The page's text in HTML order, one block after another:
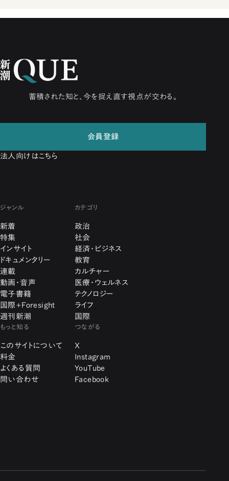
蓄積された知と、今を捉え直す視点が交わる。
会員登録
法人向けはこちら
ジャンル
新着
特集
インサイト
ドキュメンタリー
連載
動画・音声
電子書籍
国際+Foresight
週刊新潮
カテゴリ
政治
社会
経済・ビジネス
教育
カルチャー
医療・ウェルネス
テクノロジー
ライフ
国際
もっと知る
このサイトについて
料金
よくある質問
問い合わせ
つながる
X
Instagram
YouTube
Facebook